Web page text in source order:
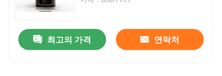
최고의 가격 연락처